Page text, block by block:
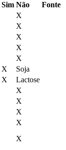
Sim Não
Fonte
X
X
X
X
X
X
Soja
X
Lactose
X
X
X
X
X